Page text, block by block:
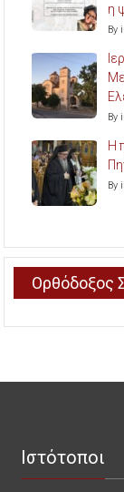
η
By
By
Η
By
Ορθόδοξος
Ιστότοποι